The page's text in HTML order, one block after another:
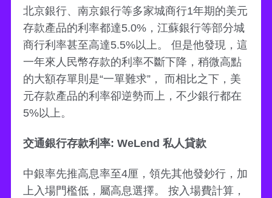
北京銀行、南京銀行等多家城商行1年期的美元
存款產品的利率都達5.0%，江蘇銀行等部分城
商行利率甚至高達5.5%以上。 但是他發現，這
一年來人民幣存款的利率不斷下降，稍微高點
的大額存單則是“一單難求”， 而相比之下，美
元存款產品的利率卻逆勢而上，不少銀行都在
5%以上。
交通銀行存款利率: WeLend 私人貸款
中銀率先推高息率至4厘，領先其他發鈔行，加
上入場門檻低，屬高息選擇。 按入場費計算，